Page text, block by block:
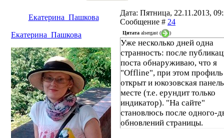
Екатерина_Пашкова
Дата: Пятница, 22.11.2013,
Сообщение # 24
Екатерина_Пашкова
Цитата alsergast ( )
Уже несколько дней одна
странность: после
поста обнаруживаю, что я
"Offline", при этом профиль
открыт и юкозовская
месте (т.е. ерундит только
индикатор). "На сайте"
становлюсь после одного-
обновлений страницы.